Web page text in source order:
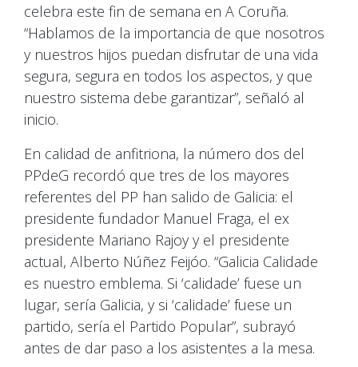
celebra este fin de semana en A Coruña.
“Hablamos de la importancia de que nosotros
y nuestros hijos puedan disfrutar de una vida
segura, segura en todos los aspectos, y que
nuestro sistema debe garantizar”, señaló al
inicio.
En calidad de anfitriona, la número dos del
PPdeG recordó que tres de los mayores
referentes del PP han salido de Galicia: el
presidente fundador Manuel Fraga, el ex
presidente Mariano Rajoy y el presidente
actual, Alberto Núñez Feijóo. “Galicia Calidade
es nuestro emblema. Si ‘calidade’ fuese un
lugar, sería Galicia, y si ‘calidade’ fuese un
partido, sería el Partido Popular”, subrayó
antes de dar paso a los asistentes a la mesa.